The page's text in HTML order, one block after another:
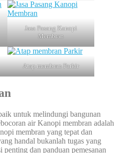
Jasa Pasang Kanopi
Membran
Atap membran Parkir
untuk melindungi bangunan
air Kanopi membran adalah
membran yang tepat dan
handal bukanlah tugas yang
dan panduan pemesanan